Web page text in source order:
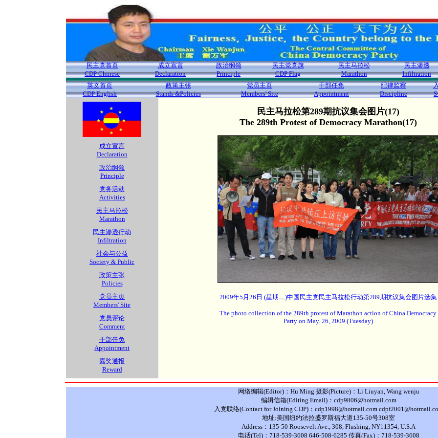
民主党首页
CDP Chinese
成立宣言
Declaration
政治纲领
Principle
民主党党旗
CDP Flag
民主马拉松
Marathon
民主渗透
Infiltration
英文首页
CDP English
政策主张
Stands &Policies
党员主页
Members' Site
干部任免
Appointment
纪律监察
Discipline
成立宣言
Declaration
政治纲领
Principle
党务活动
Activities
民主马拉松
Marathon
民主渗透行动
Infiltration
社会与公益
Society & Public
政策主张
Policies
党员主页
Members' Site
党员评论
Comment
干部任免
Appointment
嘉奖通报
Reward
民主马拉松第289期抗议集会图片(17)
The 289th Protest of Democracy Marathon(17)
2009年5月26日 (星期二)中国民主党民主马拉松行动第289期抗议集会图片选集
The photo collection of the 289th protest of Marathon action of China Democracy
Party on May. 26, 2009 (Tuesday)
网络编辑(Editor)：Hu Ming 摄影(Picture)：Li Liuyan, Wang wenju
编辑信箱(Editing Email)：cdp9806@hotmail.com
入党联络(Contact for Joining CDP)：cdp1998@hotmail.com
地址:美国纽约法拉盛罗斯福大道135-50号308室
Address：135-50 Roosevelt Ave., 308, Flushing, NY11354, U.S.A
电话(Tel)：718-539-3608 646-508-6285 传真(Fax)：718-539-3608